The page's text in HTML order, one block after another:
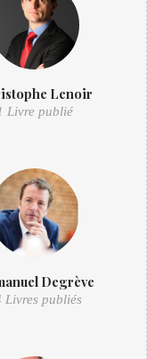
Lenoir
Livre publié
Degrève
Livres publiés